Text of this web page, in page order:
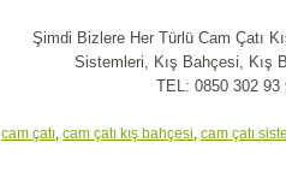
Şimdi Bizlere Her Türlü Cam Çatı
Sistemleri, Kış Bahçesi, Kış
TEL: 0850 302 93
cam çatı, cam çatı kış bahçesi, cam çatı